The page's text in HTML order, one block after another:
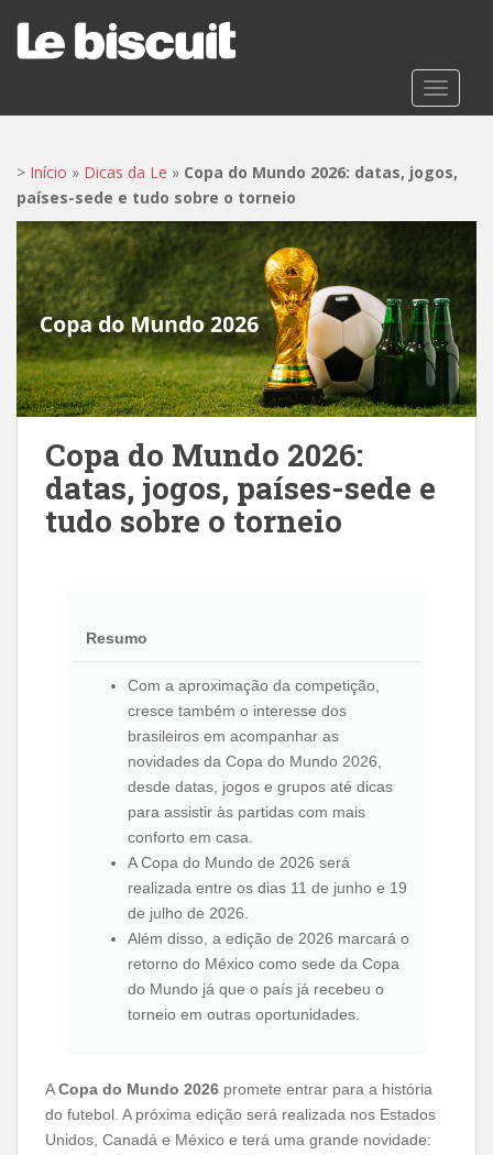
t
> Início » Dicas da Le » Copa do Mundo 2026: datas, jogos,
países-sede e tudo sobre o torneio
Copa do Mundo 2026:
datas, jogos, países-sede e
tudo sobre o torneio
Resumo
Com a aproximação da competição,
cresce também o interesse dos
brasileiros em acompanhar as
novidades da Copa do Mundo 2026,
desde datas, jogos e grupos até dicas
para assistir às partidas com mais
conforto em casa.
A Copa do Mundo de 2026 será
realizada entre os dias 11 de junho e 19
de julho de 2026.
Além disso, a edição de 2026 marcará o
retorno do México como sede da Copa
do Mundo já que o país já recebeu o
torneio em outras oportunidades.
ACopa do Mundo 2026 promete entrar para a história
do futebol. A próxima edição será realizada nos Estados
Unidos, Canadá e México e terá uma grande novidade: